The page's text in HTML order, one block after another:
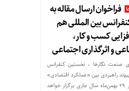
فراخوان ارسال مقاله به
بین المللی هم
کسب و کار،
و اثرگذاری اجتماعی
صنعت نگارها ، نخستین کنفرانس
راهبردی بین «عملکرد اقتصادی»
و «تأثیر اجتماعی» در ۲۹ بهمن‌ماه سال جاری برگزار خواهد